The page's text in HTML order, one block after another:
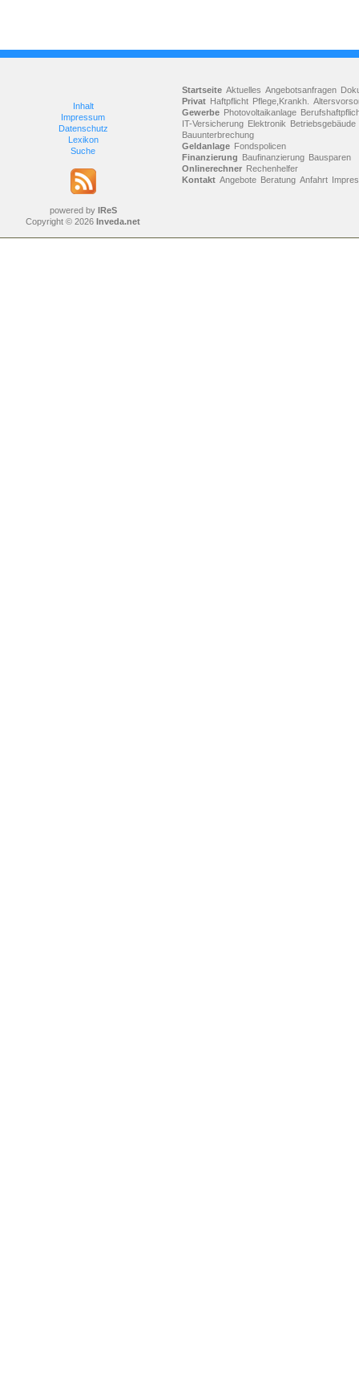
Inhalt
Impressum
Datenschutz
Lexikon
Suche
powered by IReS
Copyright © 2026 Inveda.net
Startseite Aktuelles Angebotsanfragen
Privat Haftpflicht Pflege,Krankh.
Gewerbe Photovoltaikanlage
IT-Versicherung Elektronik Betriebsgebäude
Bauunterbrechung
Geldanlage Fondspolicen
Finanzierung Baufinanzierung Bausparen
Onlinerechner Rechenhelfer
Kontakt Angebote Beratung Anfahrt